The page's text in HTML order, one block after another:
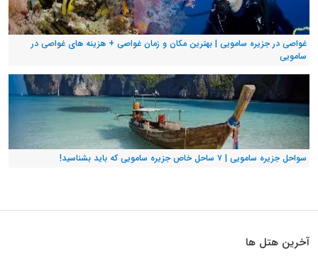
غواصی در جزیره سامویی | بهترین مکان و زمان غواصی + هزینه های غواصی در
سامویی
سواحل جزیره سامویی | ۷ ساحل خاص جزیره سامویی که باید بشناسید!
آخرین هتل ها